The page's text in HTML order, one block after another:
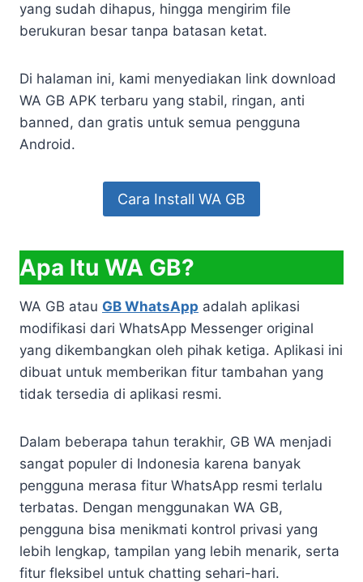
yang sudah dihapus, hingga mengirim file
berukuran besar tanpa batasan ketat.
Di halaman ini, kami menyediakan link download
WA GB APK terbaru yang stabil, ringan, anti
banned, dan gratis untuk semua pengguna
Android.
Cara Install WA GB
Apa Itu WA GB?
WA GB atau GB WhatsApp adalah aplikasi
modifikasi dari WhatsApp Messenger original
yang dikembangkan oleh pihak ketiga. Aplikasi ini
dibuat untuk memberikan fitur tambahan yang
tidak tersedia di aplikasi resmi.
Dalam beberapa tahun terakhir, GB WA menjadi
sangat populer di Indonesia karena banyak
pengguna merasa fitur WhatsApp resmi terlalu
terbatas. Dengan menggunakan WA GB,
pengguna bisa menikmati kontrol privasi yang
lebih lengkap, tampilan yang lebih menarik, serta
fitur fleksibel untuk chatting sehari-hari.